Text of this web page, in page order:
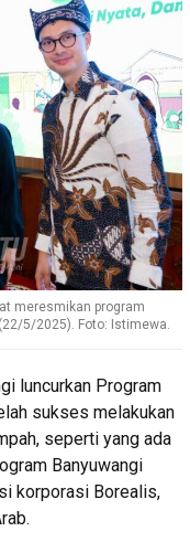
meresmikan program
5/2025). Foto: Istimewa.
luncurkan Program
sukses melakukan
seperti yang ada
Banyuwangi
korporasi Borealis,